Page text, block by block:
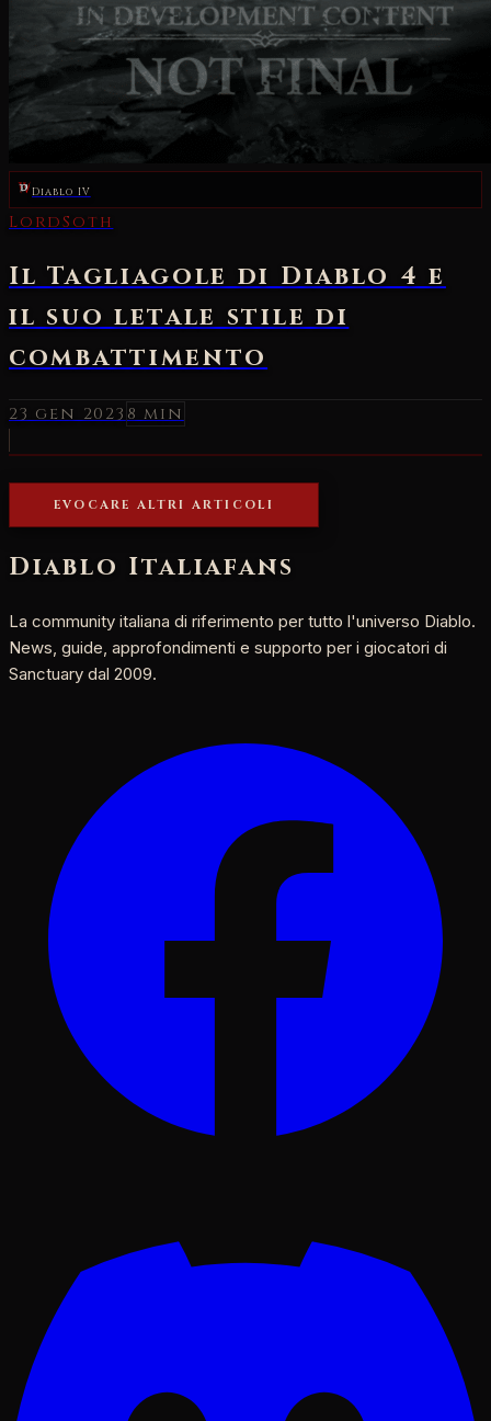
Diablo IV
LordSoth
Il Tagliagole di Diablo 4 e
il suo letale stile di
combattimento
23 gen 2023 8 min
EVOCARE ALTRI ARTICOLI
Diablo Italiafans
La community italiana di riferimento per tutto l'universo Diablo.
News, guide, approfondimenti e supporto per i giocatori di
Sanctuary dal 2009.